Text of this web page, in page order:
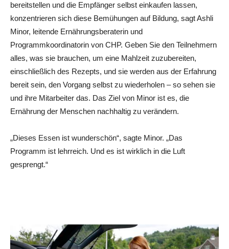
bereitstellen und die Empfänger selbst einkaufen lassen,
konzentrieren sich diese Bemühungen auf Bildung, sagt Ashli ​​
Minor, leitende Ernährungsberaterin und
Programmkoordinatorin von CHP. Geben Sie den Teilnehmern
alles, was sie brauchen, um eine Mahlzeit zuzubereiten,
einschließlich des Rezepts, und sie werden aus der Erfahrung
bereit sein, den Vorgang selbst zu wiederholen – so sehen sie
und ihre Mitarbeiter das. Das Ziel von Minor ist es, die
Ernährung der Menschen nachhaltig zu verändern.
„Dieses Essen ist wunderschön“, sagte Minor. „Das
Programm ist lehrreich. Und es ist wirklich in die Luft
gesprengt.“